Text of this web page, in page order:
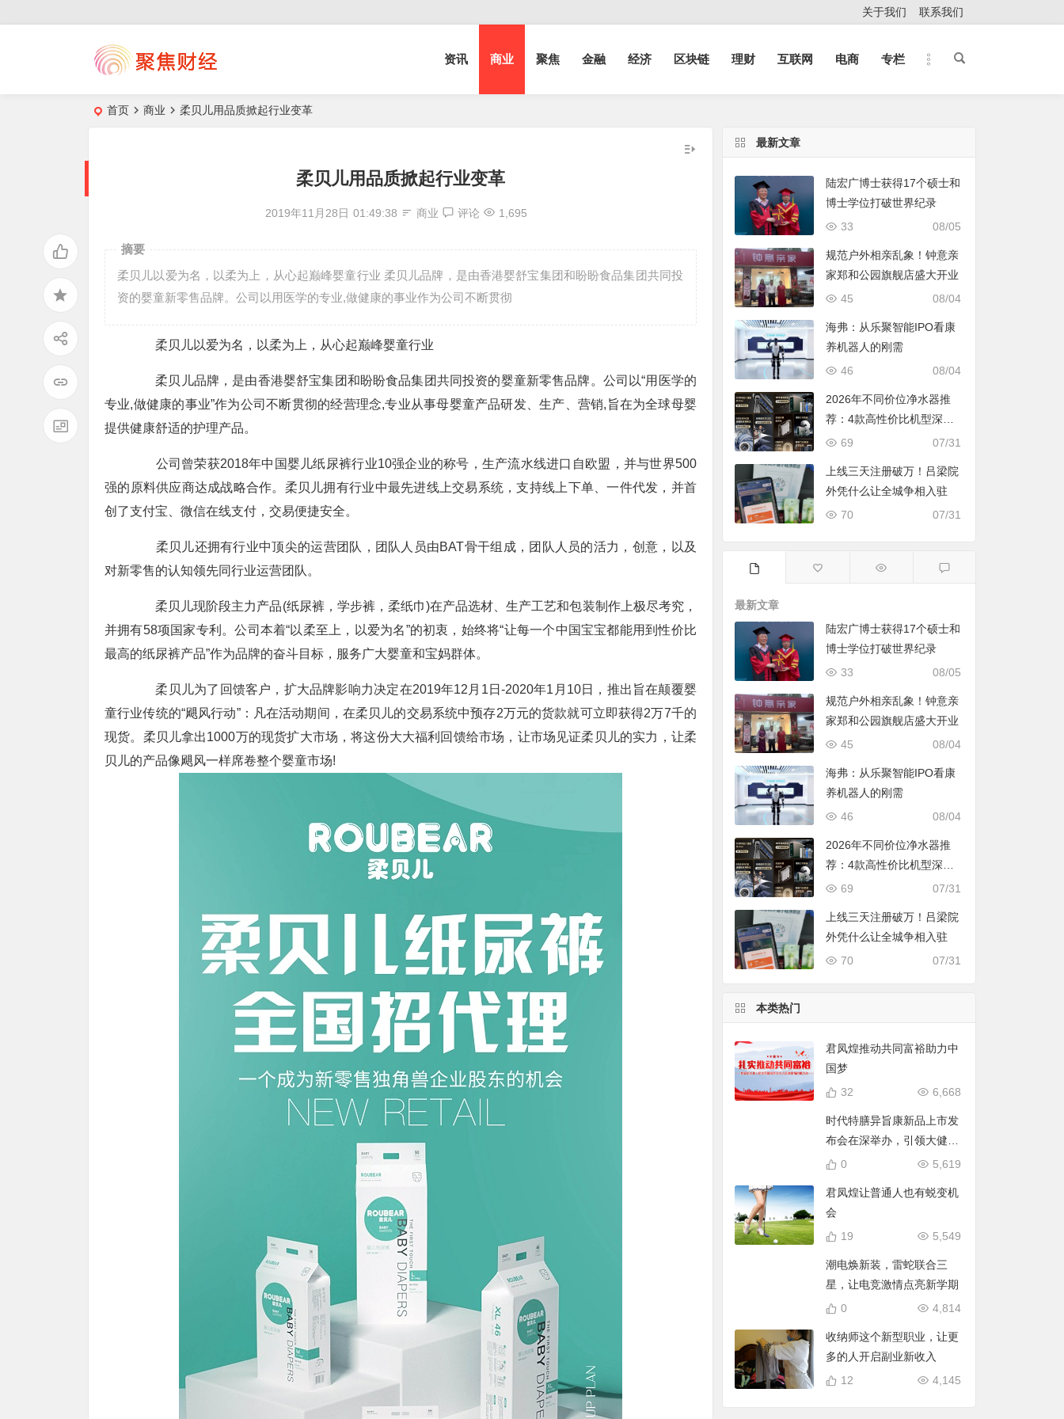
关于我们 联系我们
资讯 商业 聚焦 金融 经济 区块链 理财 互联网 电商 专栏
首页 商业 柔贝儿用品质掀起行业变革
柔贝儿用品质掀起行业变革
2019年11月28日 01:49:38 商业 评论 1,695
摘要
柔贝儿以爱为名，以柔为上，从心起巅峰婴童行业 柔贝儿品牌，是由香港婴舒宝集团和盼盼食品集团共同投
资的婴童新零售品牌。公司以用医学的专业,做健康的事业作为公司不断贯彻
柔贝儿以爱为名，以柔为上，从心起巅峰婴童行业
柔贝儿品牌，是由香港婴舒宝集团和盼盼食品集团共同投资的婴童新零售品牌。公司以“用医学的
专业,做健康的事业”作为公司不断贯彻的经营理念,专业从事母婴童产品研发、生产、营销,旨在为全球母婴
提供健康舒适的护理产品。
公司曾荣获2018年中国婴儿纸尿裤行业10强企业的称号，生产流水线进口自欧盟，并与世界500
强的原料供应商达成战略合作。柔贝儿拥有行业中最先进线上交易系统，支持线上下单、一件代发，并首
创了支付宝、微信在线支付，交易便捷安全。
柔贝儿还拥有行业中顶尖的运营团队，团队人员由BAT骨干组成，团队人员的活力，创意，以及
对新零售的认知领先同行业运营团队。
柔贝儿现阶段主力产品(纸尿裤，学步裤，柔纸巾)在产品选材、生产工艺和包装制作上极尽考究，
并拥有58项国家专利。公司本着“以柔至上，以爱为名”的初衷，始终将“让每一个中国宝宝都能用到性价比
最高的纸尿裤产品”作为品牌的奋斗目标，服务广大婴童和宝妈群体。
柔贝儿为了回馈客户，扩大品牌影响力决定在2019年12月1日-2020年1月10日，推出旨在颠覆婴
童行业传统的“飓风行动”：凡在活动期间，在柔贝儿的交易系统中预存2万元的货款就可立即获得2万7千的
现货。柔贝儿拿出1000万的现货扩大市场，将这份大大福利回馈给市场，让市场见证柔贝儿的实力，让柔
贝儿的产品像飓风一样席卷整个婴童市场!
最新文章
陆宏广博士获得17个硕士和
博士学位打破世界纪录
08/05
33
规范户外相亲乱象！钟意亲
家郑和公园旗舰店盛大开业
08/04
45
海弗：从乐聚智能IPO看康
养机器人的刚需
08/04
46
2026年不同价位净水器推
荐：4款高性价比机型深度
对比，照着买不踩坑
07/31
69
上线三天注册破万！吕梁院
外凭什么让全城争相入驻
07/31
70
最新文章
陆宏广博士获得17个硕士和
博士学位打破世界纪录
08/05
33
规范户外相亲乱象！钟意亲
家郑和公园旗舰店盛大开业
08/04
45
海弗：从乐聚智能IPO看康
养机器人的刚需
08/04
46
2026年不同价位净水器推
荐：4款高性价比机型深度
对比，照着买不踩坑
07/31
69
上线三天注册破万！吕梁院
外凭什么让全城争相入驻
07/31
70
本类热门
君凤煌推动共同富裕助力中
国梦
6,668
32
时代特膳异旨康新品上市发
布会在深举办，引领大健康
时代！
5,619
0
君凤煌让普通人也有蜕变机
会
5,549
19
潮电焕新装，雷蛇联合三
星，让电竞激情点亮新学期
4,814
0
收纳师这个新型职业，让更
多的人开启副业新收入
4,145
12